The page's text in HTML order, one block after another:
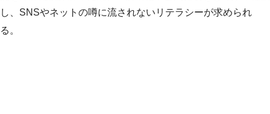
し、SNSやネットの噂に流されないリテラシーが求められ
る。